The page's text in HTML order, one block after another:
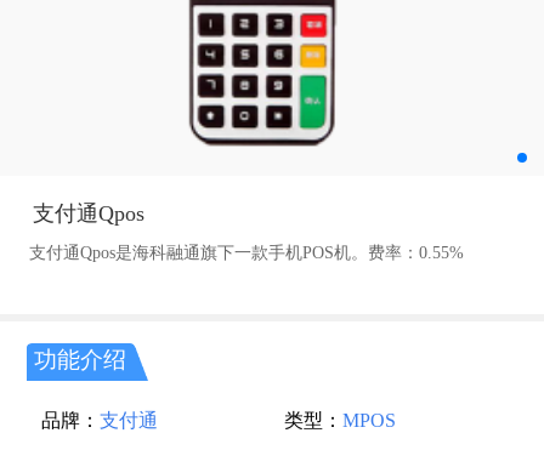
支付通Qpos
支付通Qpos是海科融通旗下一款手机POS机。费率：0.55%
功能介绍
品牌：支付通 类型：MPOS